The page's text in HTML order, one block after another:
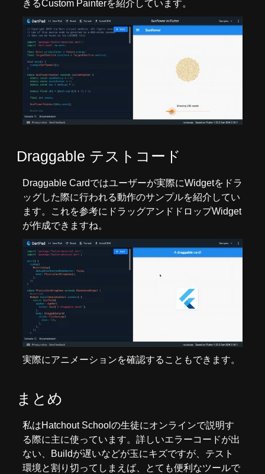
きるCustom Painterを紹介しています。
Draggable テストコード
Draggable Cardではユーザーが実際にWidgetをドラ
ッグした際に行われる動作のサンプルを紹介してい
ます。これを参考にドラッグアンドドロップWidget
が作成できますね。
実際にアニメーションを確認することもできます。
まとめ
私はHatchout Schoolの生徒にオンラインで説明す
る際に主に使っています。詳しいエラーコードが出
ない、Buildが遅いなどが玉にキズですが、テスト
環境と割り切ってしまえば、とても便利なツールで